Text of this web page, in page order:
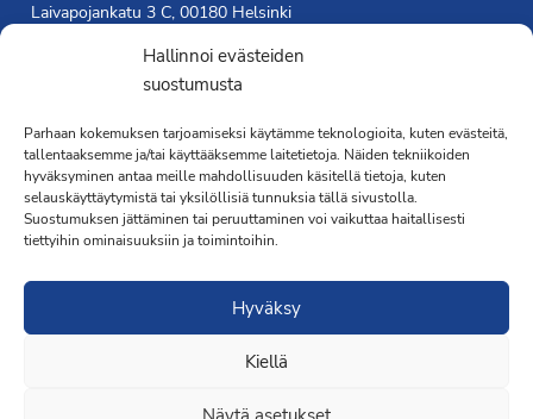
Hallinnoi evästeiden
suostumusta
Parhaan kokemuksen tarjoamiseksi käytämme teknologioita, kuten evästeitä,
tallentaaksemme ja/tai käyttääksemme laitetietoja. Näiden tekniikoiden
hyväksyminen antaa meille mahdollisuuden käsitellä tietoja, kuten
selauskäyttäytymistä tai yksilöllisiä tunnuksia tällä sivustolla.
Suostumuksen jättäminen tai peruuttaminen voi vaikuttaa haitallisesti
tiettyihin ominaisuuksiin ja toimintoihin.
Hyväksy
Kiellä
Laivapojankatu 3 C, 00180 Helsinki
Saavutettavuusseloste »
Toiminnanjohtaja
Kimmo Järvinen
Terveydenhoitaja
041 501 4176
·Toteutus ja ylläpitoMMD Networks